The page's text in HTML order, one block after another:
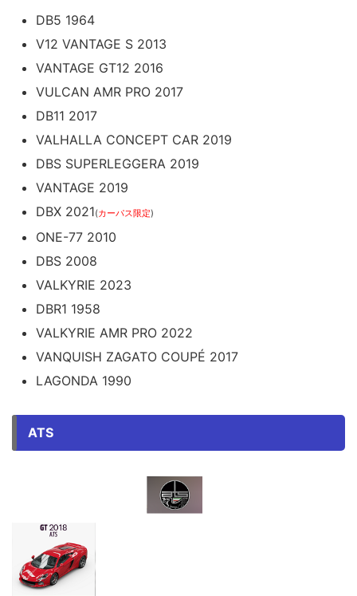
DB5 1964
V12 VANTAGE S 2013
VANTAGE GT12 2016
VULCAN AMR PRO 2017
DB11 2017
VALHALLA CONCEPT CAR 2019
DBS SUPERLEGGERA 2019
VANTAGE 2019
DBX 2021(カーパス限定)
ONE-77 2010
DBS 2008
VALKYRIE 2023
DBR1 1958
VALKYRIE AMR PRO 2022
VANQUISH ZAGATO COUPÉ 2017
LAGONDA 1990
ATS